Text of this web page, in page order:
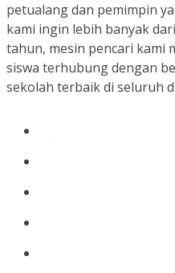
petualang dan pemimpin
kami ingin lebih banyak
tahun, mesin pencari kami
siswa terhubung dengan
sekolah terbaik di seluruh